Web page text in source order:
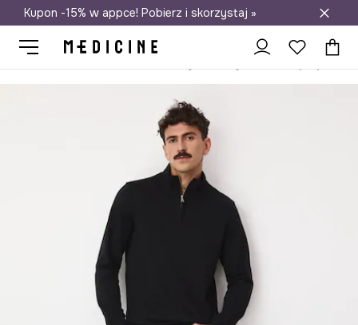
Darmowa dostawa do salonów
Kupon -15% w appce! Pobierz i skorzystaj »